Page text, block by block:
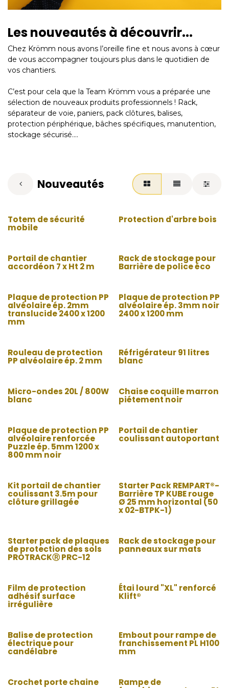
Les nouveautés à découvrir...
Chez Krömm nous avons l’oreille fine et nous avons à cœur
de vous accompagner toujours plus dans le quotidien de
vos chantiers.
C’est pour cela que la Team Krömm vous a préparée une
sélection de nouveaux produits professionnels ! Rack,
séparateur de voie, paniers, pack clôtures, balises,
protection périphérique, bâches spécifiques, manutention,
stockage sécurisé....
Nouveautés
Totem de sécurité
mobile
Protection d'arbre bois
Portail de chantier
accordéon 7 x Ht 2 m
Rack de stockage pour
Barrière de police éco
Plaque de protection PP
alvéolaire ép. 2mm
translucide 2400 x 1200
mm
Plaque de protection PP
alvéolaire ép. 3mm noir
2400 x 1200 mm
Rouleau de protection
PP alvéolaire ép. 2 mm
Réfrigérateur 91 litres
blanc
Micro-ondes 20L / 800W
blanc
Chaise coquille marron
piétement noir
Plaque de protection PP
alvéolaire renforcée
Puzzle ép. 5mm 1200 x
800 mm noir
Portail de chantier
coulissant autoportant
Kit portail de chantier
coulissant 3.5m pour
clôture grillagée
Starter Pack REMPART®-
Barrière TP KUBE rouge
Ø 25 mm horizontal (50
x 02-BTPK-1)
Starter pack de plaques
de protection des sols
PROTRACKⓇ PRC-12
Rack de stockage pour
panneaux sur mats
Film de protection
adhésif surface
irrégulière
Étai lourd "XL" renforcé
Klift®
Balise de protection
électrique pour
candélabre
Embout pour rampe de
franchissement PL H100
mm
Crochet porte chaine Rampe de